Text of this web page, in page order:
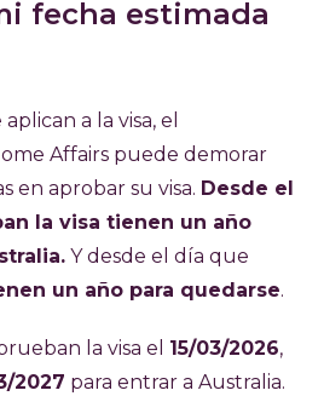
fecha estimada
a la visa, el
Affairs puede demorar
en aprobar su visa. Desde el
la visa tienen un año
Y desde el día que
un año para quedarse.
la visa el 15/03/2026,
2027 para entrar a Australia.